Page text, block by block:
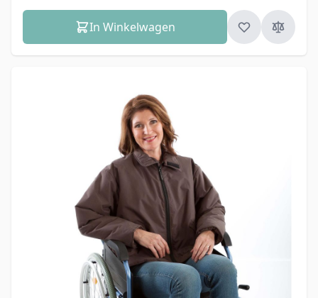
In Winkelwagen